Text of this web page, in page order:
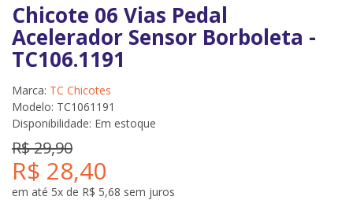
Chicote 06 Vias Pedal
Acelerador Sensor Borboleta -
TC106.1191
Marca: TC Chicotes
Modelo: TC1061191
Disponibilidade: Em estoque
R$ 29,90
R$ 28,40
em até 5x de R$ 5,68 sem juros